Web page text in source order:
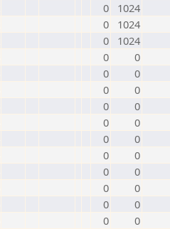
0
1024
0
1024
0
1024
0
0
0
0
0
0
0
0
0
0
0
0
0
0
0
0
0
0
0
0
0
0